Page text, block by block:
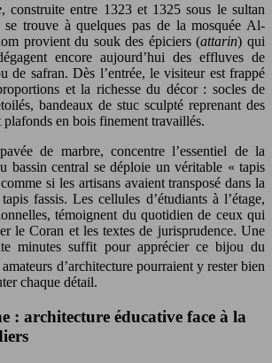
, construite entre 1323 et 1325 sous le sultan
trouve à quelques pas de la mosquée Al-
provient du souk des épiciers (attarin) qui
encore aujourd’hui des effluves de
de safran. Dès l’entrée, le visiteur est frappé
et la richesse du décor : socles de
bandeaux de stuc sculpté reprenant des
plafonds en bois finement travaillés.
de marbre, concentre l’essentiel de la
bassin central se déploie un véritable « tapis
si les artisans avaient transposé dans la
fassis. Les cellules d’étudiants à l’étage,
témoignent du quotidien de ceux qui
le Coran et les textes de jurisprudence. Une
minutes suffit pour apprécier ce bijou du
d’architecture pourraient y rester bien
chaque détail.
: architecture éducative face à la